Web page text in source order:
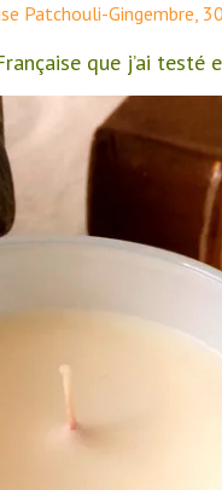
Patchouli-Gingembre,
que j’ai testé